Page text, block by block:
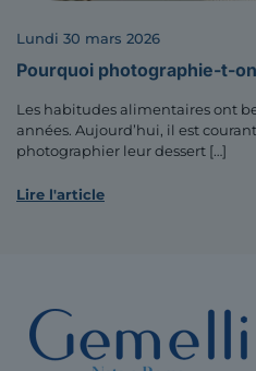
lundi 30 mars 2026
Pourquoi photographie-t-
Les habitudes alimentaires ont
années. Aujourd’hui, il est
photographier leur dessert […]
Lire l'article